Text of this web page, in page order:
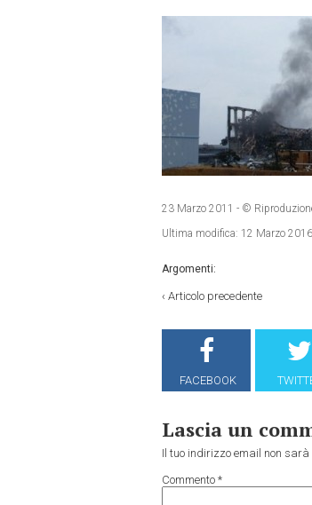
23 Marzo 2011 - ©
Ultima modifica: 12 Marzo
Argomenti:
‹ Articolo precedente
FACEBOOK
Lascia un
Il tuo indirizzo email non
Commento *